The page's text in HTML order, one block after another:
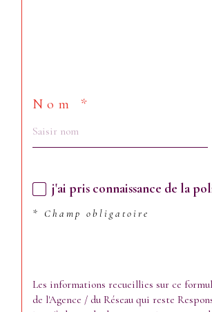
Nom *
j'ai pris connaissance de la
* Champ obligatoire
Les informations recueillies sur ce
de l'Agence / du Réseau qui reste